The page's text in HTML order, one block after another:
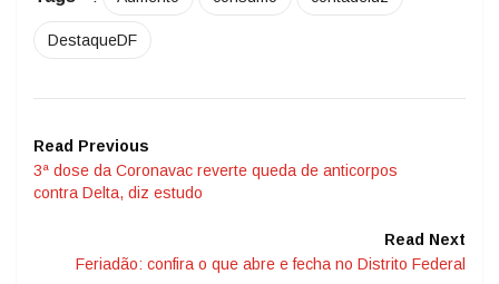
DestaqueDF
Read Previous
3ª dose da Coronavac reverte queda de anticorpos
contra Delta, diz estudo
Read Next
Feriadão: confira o que abre e fecha no Distrito Federal